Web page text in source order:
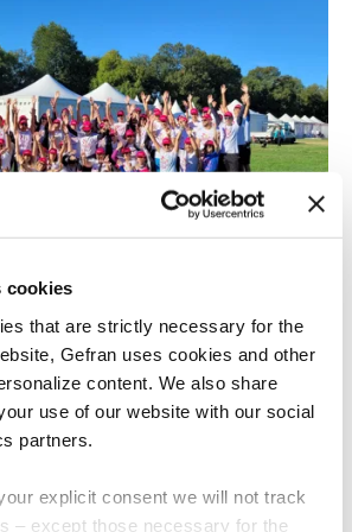
cookies
that are strictly necessary for the
Gefran uses cookies and other
content. We also share
use of our website with our social
partners.
explicit consent we will not track
– except those necessary for the
Brescia’s Race for the Cure